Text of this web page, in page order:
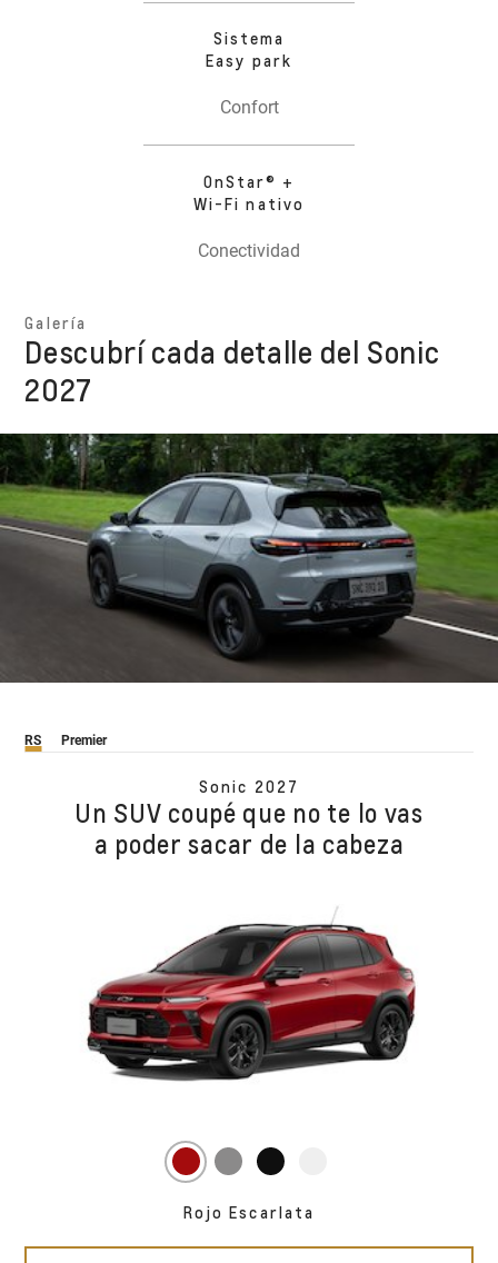
Sistema
Easy park
Confort
OnStar® +
Wi-Fi nativo
Conectividad
Galería
Descubrí cada detalle del Sonic
2027
RS Premier
Sonic 2027
Un SUV coupé que no te lo vas
a poder sacar de la cabeza
Rojo Escarlata